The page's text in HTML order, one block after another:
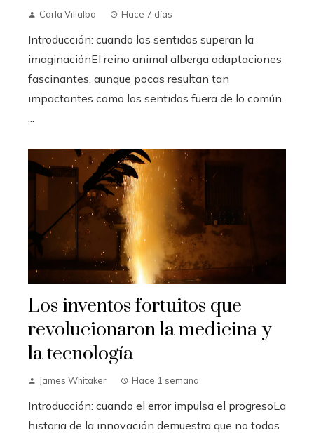
Carla Villalba Hace 7 días
Introducción: cuando los sentidos superan la
imaginaciónEl reino animal alberga adaptaciones
fascinantes, aunque pocas resultan tan
impactantes como los sentidos fuera de lo común
Los inventos fortuitos que
revolucionaron la medicina y
la tecnología
James Whitaker Hace 1 semana
Introducción: cuando el error impulsa el progresoLa
historia de la innovación demuestra que no todos